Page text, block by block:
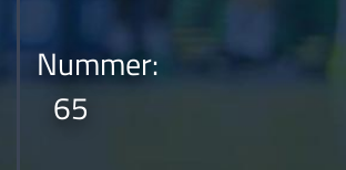
Nummer:
65